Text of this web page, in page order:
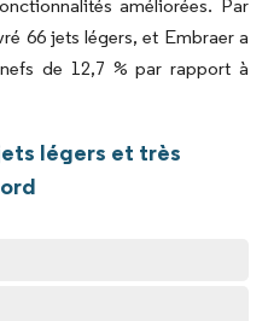
améliorées. Par
66 jets légers, et Embraer a
de 12,7 % par rapport à
légers et très